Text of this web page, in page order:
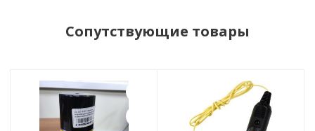
Сопутствующие товары